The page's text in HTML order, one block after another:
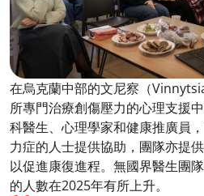
在烏克蘭中部的文尼察（
所專門治療創傷壓力的心理支援
科醫生、心理學家和健康推廣員
力症的人士提供協助，團隊亦提
以促進康復進程。無國界醫生團
的人數在2025年有所上升。